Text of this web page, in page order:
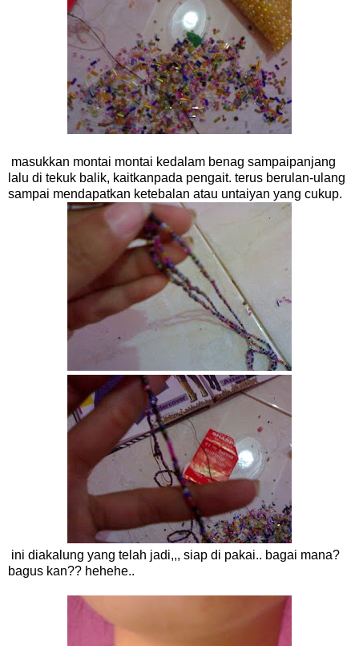
masukkan montai montai kedalam benag sampaipanjang
lalu di tekuk balik, kaitkanpada pengait. terus berulan-ulang
sampai mendapatkan ketebalan atau untaiyan yang cukup.
ini diakalung yang telah jadi,,, siap di pakai.. bagai mana?
bagus kan?? hehehe..